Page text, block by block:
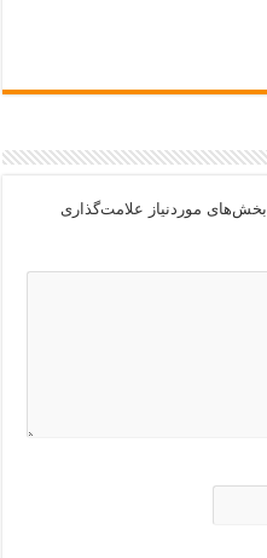
بخش‌های موردنیاز علامت‌گذاری